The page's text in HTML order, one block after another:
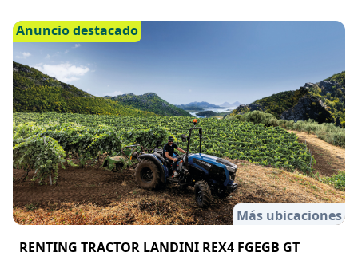
Anuncio destacado
Más ubicaciones
RENTING TRACTOR LANDINI REX4 FGEGB GT